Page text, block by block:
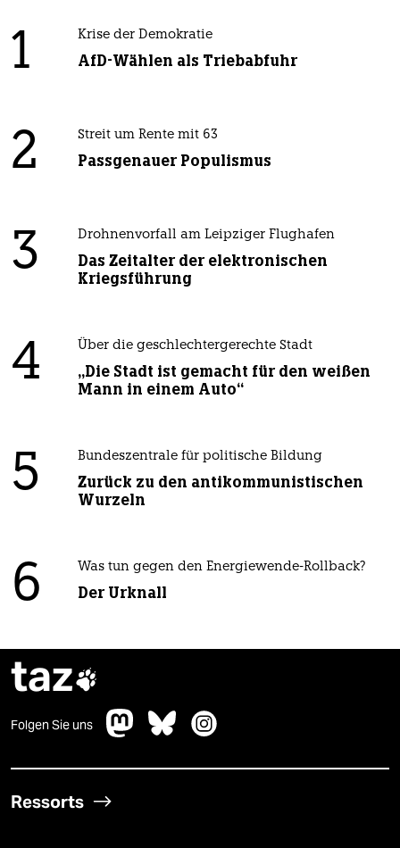
1 Krise der Demokratie
AfD-Wählen als Triebabfuhr
2 Streit um Rente mit 63
Passgenauer Populismus
3 Drohnenvorfall am Leipziger Flughafen
Das Zeitalter der elektronischen
Kriegsführung
4 Über die geschlechtergerechte Stadt
„Die Stadt ist gemacht für den weißen
Mann in einem Auto“
5 Bundeszentrale für politische Bildung
Zurück zu den antikommunistischen
Wurzeln
6 Was tun gegen den Energiewende-Rollback?
Der Urknall
taz
Folgen Sie uns
Ressorts